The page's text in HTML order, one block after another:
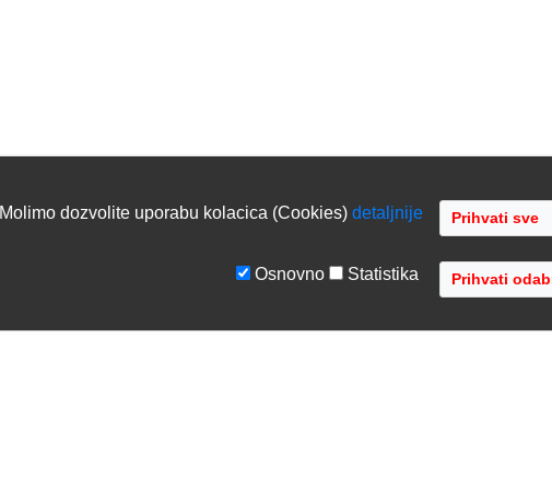
Molimo dozvolite uporabu kolacica (Cookies) detaljnije
Osnovno Statistika